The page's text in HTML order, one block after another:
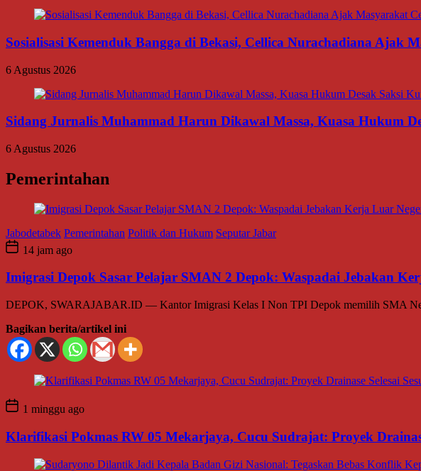
Sosialisasi Kemenduk Bangga di Bekasi, Cellica Nurachadiana
6 Agustus 2026
Sidang Jurnalis Muhammad Harun Dikawal Massa, Kuasa Hukum
6 Agustus 2026
Pemerintahan
Jabodetabek Pemerintahan Politik dan Hukum Seputar Jabar
14 jam ago
Imigrasi Depok Sasar Pelajar SMAN 2 Depok: Waspadai Jebakan
DEPOK, SWARAJABAR.ID — Kantor Imigrasi Kelas I Non TPI Depok memilih SMA
Bagikan berita/artikel ini
1 minggu ago
Klarifikasi Pokmas RW 05 Mekarjaya, Cucu Sudrajat: Proyek